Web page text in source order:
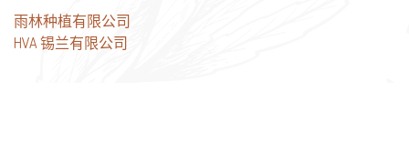
文
章
雨林种植有限公司
HVA 锡兰有限公司